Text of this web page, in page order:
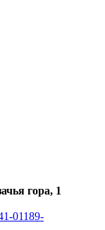
гора, 1
01189-